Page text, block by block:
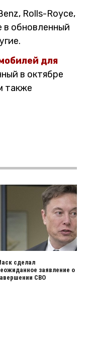
Rolls-Royce,
в обновленный
для
в октябре
также
сделал
заявление о
СВО